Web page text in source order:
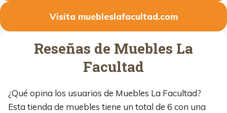
Visita muebleslafacultad.com
Reseñas de Muebles La
Facultad
¿Qué opina los usuarios de Muebles La Facultad?
Esta tienda de muebles tiene un total de 6 con una